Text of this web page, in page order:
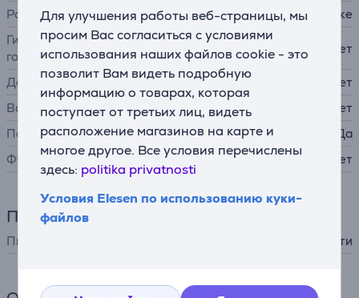
Для улучшения работы веб-страницы, мы
просим Вас согласиться с условиями
использования наших файлов cookie - это
позволит Вам видеть подробную
информацию о товарах, которая
поступает от третьих лиц, видеть
расположение магазинов на карте и
многое другое. Все условия перечислены
здесь: politika privatnosti
Условия Elesen по использованию куки-
файлов
Расположение пинцетов
в шахматном порядке
Гибкая эпилирующая
головка
Нет
Датчик давления
Нет
Водостойкий корпус
Нет
Подсветка
Да
Футляр
Нет
Питание
Питание от сети